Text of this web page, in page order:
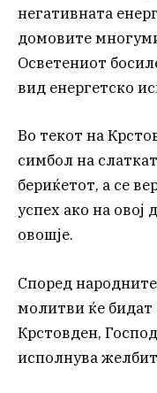
негативната
домовите
Осветениот
вид енергетско
Во текот на
симбол на
бериќетот, а се
успех ако на овој
овошје.
Според
молитви ќе
Крстовден,
исполнува